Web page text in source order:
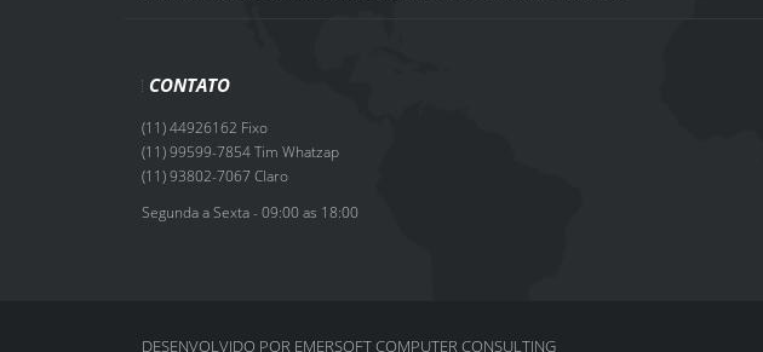
CONTATO
(11) 44926162 Fixo
(11) 99599-7854 Tim Whatzap
(11) 93802-7067 Claro
Segunda a Sexta - 09:00 as 18:00
DESENVOLVIDO POR EMERSOFT COMPUTER CONSULTING